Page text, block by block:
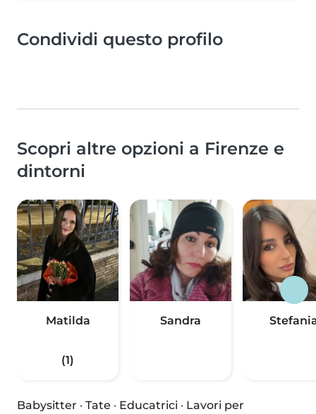
Condividi questo profilo
Scopri altre opzioni a Firenze e
dintorni
Matilda
(1)
Sandra
Babysitter · Tate · Educatrici · Lavori per